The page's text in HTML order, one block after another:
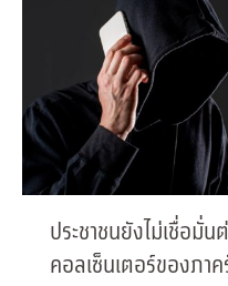
ประชาชนยังไม่เชื่อมั่
คอลเซ็นเตอร์ของภา